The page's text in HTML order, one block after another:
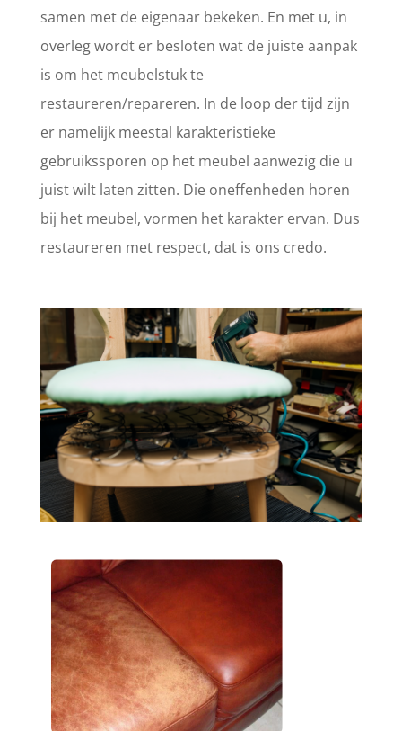
samen met de eigenaar bekeken. En met u, in
overleg wordt er besloten wat de juiste aanpak
is om het meubelstuk te
restaureren/repareren. In de loop der tijd zijn
er namelijk meestal karakteristieke
gebruikssporen op het meubel aanwezig die u
juist wilt laten zitten. Die oneffenheden horen
bij het meubel, vormen het karakter ervan. Dus
restaureren met respect, dat is ons credo.